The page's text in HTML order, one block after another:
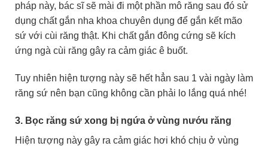
pháp này, bác sĩ sẽ mài đi một phần mô răng sau đó sử
dụng chất gắn nha khoa chuyên dụng để gắn kết mão
sứ với cùi răng thật. Khi chất gắn đông cứng sẽ kích
ứng ngà cùi răng gây ra cảm giác ê buốt.
Tuy nhiên hiện tượng này sẽ hết hẳn sau 1 vài ngày làm
răng sứ nên bạn cũng không cần phải lo lắng quá nhé!
3. Bọc răng sứ xong bị ngứa ở vùng nướu răng
Hiện tượng này gây ra cảm giác hơi khó chịu ở vùng